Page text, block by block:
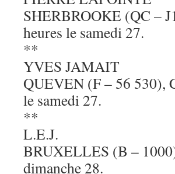
SHERBROOKE (QC –
heures le samedi 27.
**
YVES JAMAIT
QUEVEN (F – 56 530),
le samedi 27.
**
L.E.J.
BRUXELLES (B –
dimanche 28.